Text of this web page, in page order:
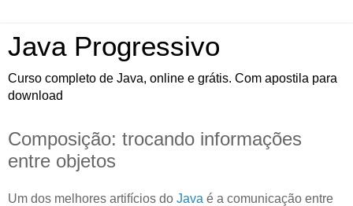
Java Progressivo
Curso completo de Java, online e grátis. Com apostila para
download
Composição: trocando informações
entre objetos
Um dos melhores artifícios do Java é a comunicação entre